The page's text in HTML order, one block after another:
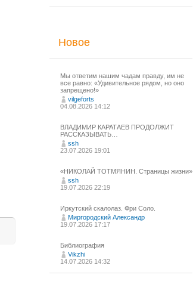
Новое
Мы ответим нашим чадам правду, им не
все равно: «Удивительное рядом, но оно
запрещено!»
vilgeforts
04.08.2026 14:12
ВЛАДИМИР КАРАТАЕВ ПРОДОЛЖИТ
РАССКАЗЫВАТЬ…
ssh
23.07.2026 19:01
«НИКОЛАЙ ТОТМЯНИН. Страницы жизни»
ssh
19.07.2026 22:19
Иркутский скалолаз. Фри Соло.
Миргородский Александр
19.07.2026 17:17
Библиография
Vikzhi
14.07.2026 14:32